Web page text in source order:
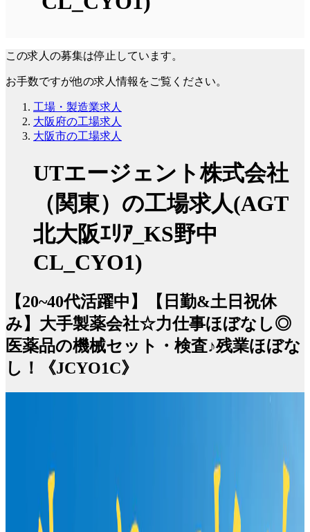
この求人の募集は停止しています。
お手数ですが他の求人情報をご覧ください。
工場・製造業求人
大阪府の工場求人
大阪市の工場求人
UTエージェント株式会社
（関東）の工場求人(AGT
北大阪ｴﾘｱ_KS野中
CL_CYO1)
【20~40代活躍中】【日勤&土日祝休
み】大手製薬会社☆力仕事ほぼなし◎
医薬品の機械セット・検査♪残業ほぼな
し！《JCYO1C》